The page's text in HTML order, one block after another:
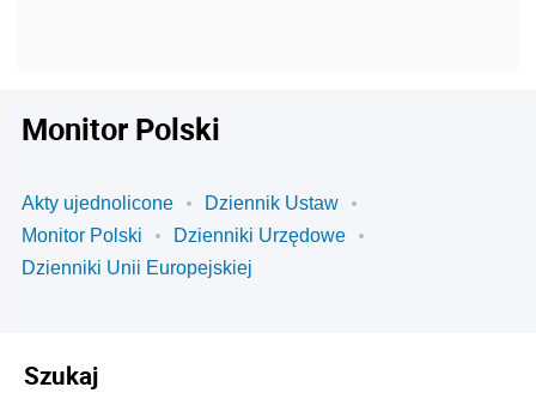
Monitor Polski
Akty ujednolicone
Dziennik Ustaw
Monitor Polski
Dzienniki Urzędowe
Dzienniki Unii Europejskiej
Szukaj